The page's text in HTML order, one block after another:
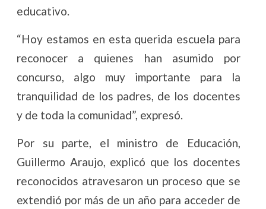
educativo.
“Hoy estamos en esta querida escuela para
reconocer a quienes han asumido por
concurso, algo muy importante para la
tranquilidad de los padres, de los docentes
y de toda la comunidad”, expresó.
Por su parte, el ministro de Educación,
Guillermo Araujo, explicó que los docentes
reconocidos atravesaron un proceso que se
extendió por más de un año para acceder de